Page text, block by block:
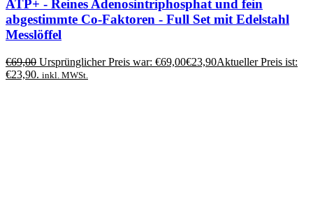
ATP+ - Reines Adenosintriphosphat und fein
abgestimmte Co-Faktoren - Full Set mit Edelstahl
Messlöffel
€69,00 Ursprünglicher Preis war: €69,00€23,90Aktueller Preis ist:
€23,90. inkl. MWSt.